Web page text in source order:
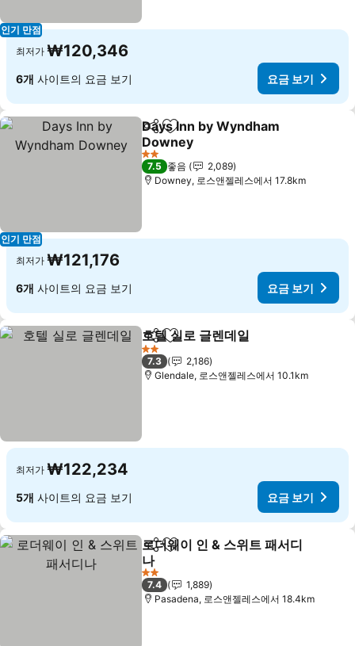
인기 만점
최저가 ₩120,346
6개 사이트의 요금 보기 요금 보기
인기 만점
공유 즐겨찾기에 추가
Days Inn by Wyndham
Downey
요금 보기
2 성급
7.5 좋음
2,089
Downey, 로스앤젤레스에서 17.8km
최저가 ₩121,176
6개 사이트의 요금 보기 요금 보기
공유 즐겨찾기에 추가
호텔 실로 글렌데일
2 성급
7.3
2,186
Glendale, 로스앤젤레스에서 10.1km
최저가 ₩122,234
5개 사이트의 요금 보기 요금 보기
공유 즐겨찾기에 추가
로더웨이 인 & 스위트 패서디
나
요금 보기
2 성급
7.4
1,889
Pasadena, 로스앤젤레스에서 18.4km